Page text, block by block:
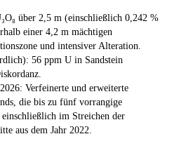
über 2,5 m (einschließlich 0,242 %
einer 4,2 m mächtigen
und intensiver Alteration.
56 ppm U in Sandstein
Verfeinerte und erweiterte
die bis zu fünf vorrangige
im Streichen der
aus dem Jahr 2022.